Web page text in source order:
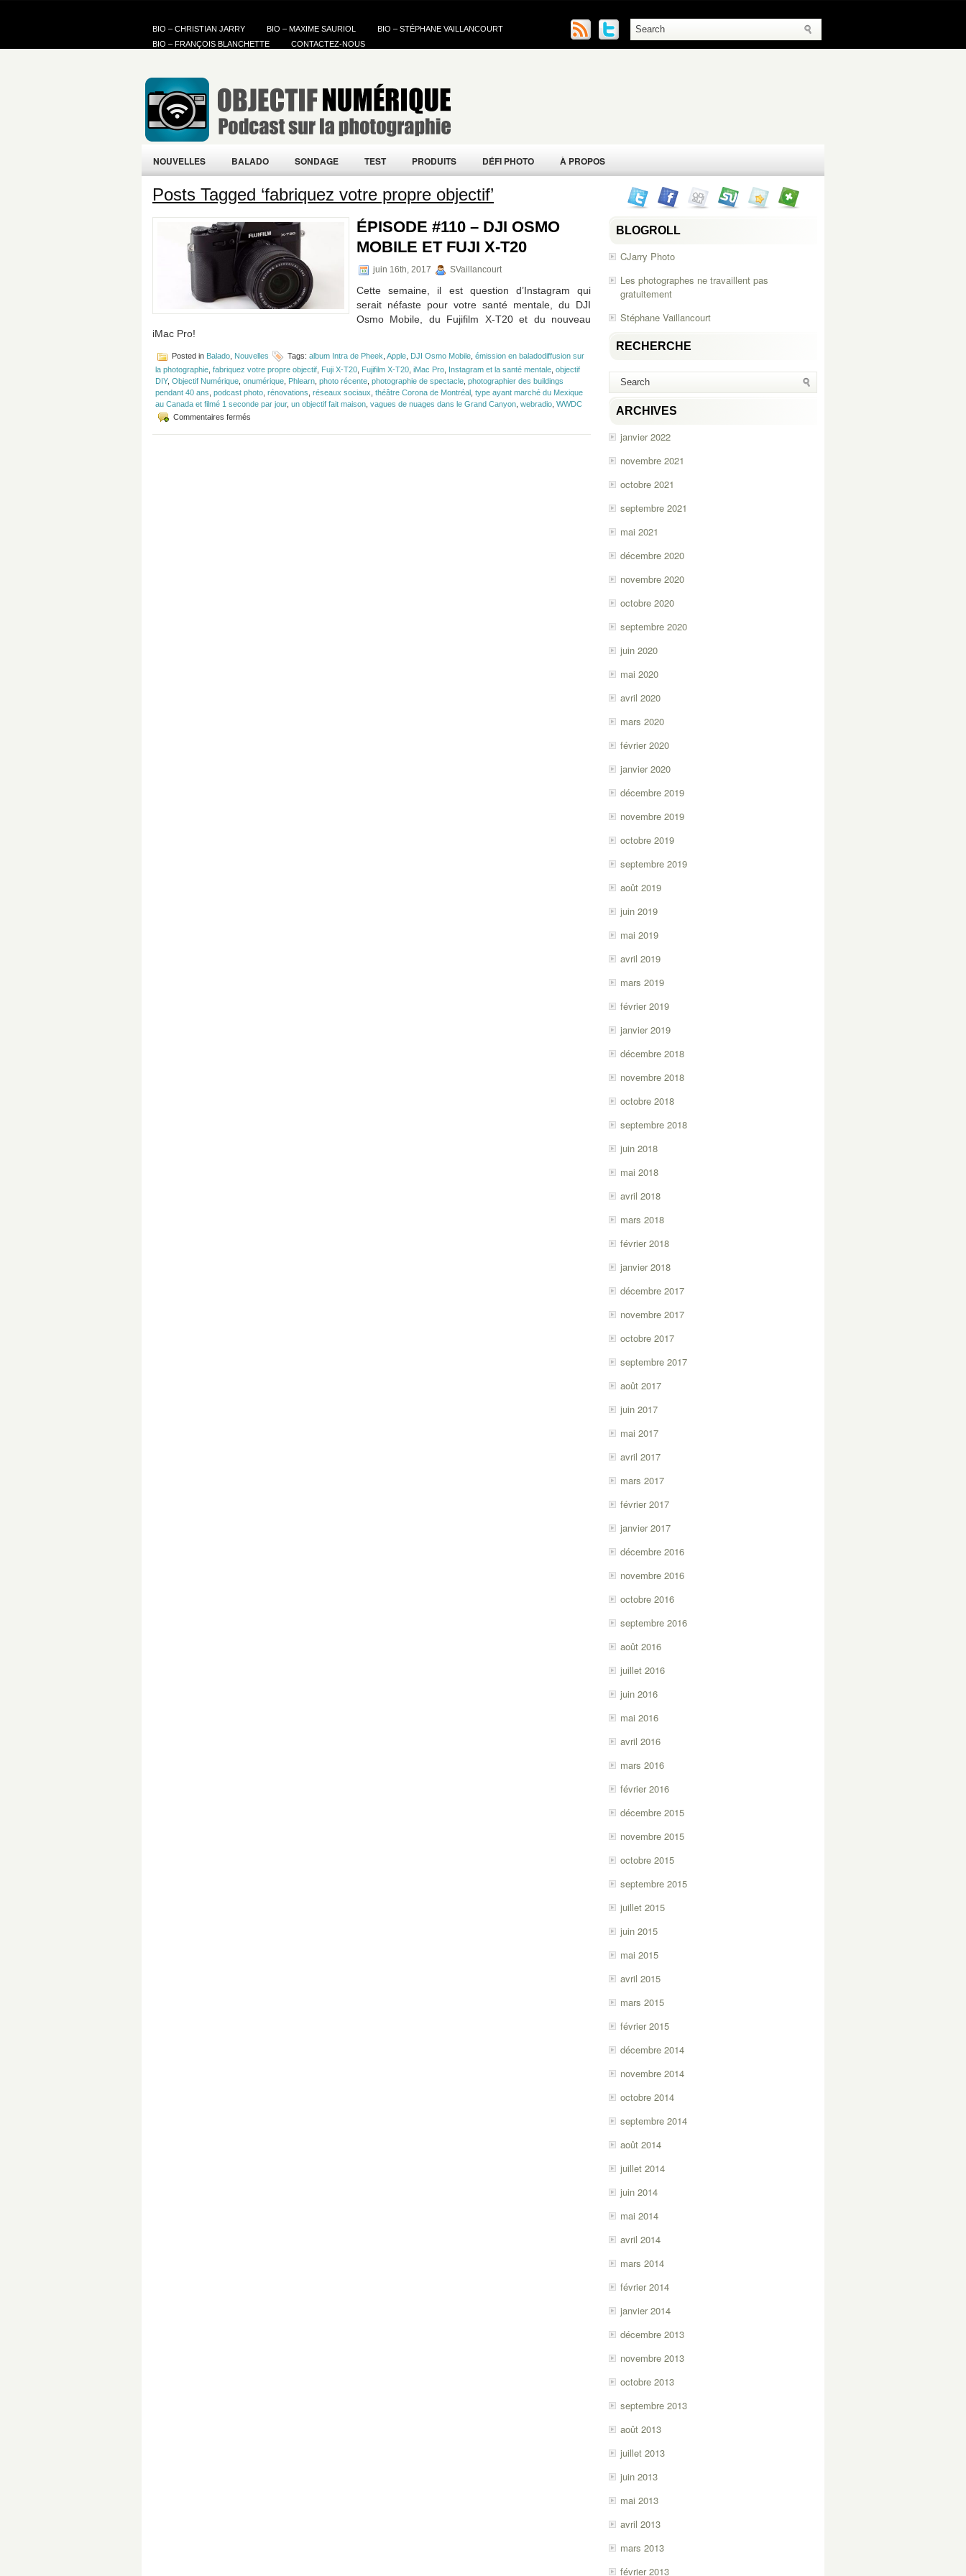
BIO – CHRISTIAN JARRY BIO – MAXIME SAURIOL
BIO – STÉPHANE VAILLANCOURT
BIO – FRANÇOIS BLANCHETTE
CONTACTEZ-NOUS
NOUVELLES BALADO SONDAGE TEST PRODUITS DÉFI PHOTO À PROPOS
Posts Tagged ‘fabriquez votre propre objectif’
ÉPISODE #110 – DJI OSMO
MOBILE ET FUJI X-T20
juin 16th, 2017 SVaillancourt
Cette semaine, il est question d’Instagram qui
serait néfaste pour votre santé mentale, du DJI
Osmo Mobile, du Fujifilm X-T20 et du nouveau
iMac Pro!
Posted in Balado Nouvelles Tags: album Intra de Pheek Apple DJI Osmo Mobile émission en baladodiffusion sur
la photographie fabriquez votre propre objectif Fuji X-T20 Fujifilm X-T20 iMac Pro Instagram et la santé mentale objectif
DIY, Objectif Numérique onumérique Phlearn photo récente photographie de spectacle photographier des buildings
pendant 40 ans podcast photo rénovations réseaux sociaux théâtre Corona de Montréal type ayant marché du Mexique
au Canada et filmé 1 seconde par jour, un objectif fait maison vagues de nuages dans le Grand Canyon webradio WWDC
Commentaires fermés
#110
BLOGROLL
CJarry Photo
Les photographes ne travaillent pas
gratuitement
Stéphane Vaillancourt
RECHERCHE
ARCHIVES
janvier 2022
novembre 2021
octobre 2021
septembre 2021
mai 2021
décembre 2020
novembre 2020
octobre 2020
septembre 2020
juin 2020
mai 2020
avril 2020
mars 2020
février 2020
janvier 2020
décembre 2019
novembre 2019
octobre 2019
septembre 2019
août 2019
juin 2019
mai 2019
avril 2019
mars 2019
février 2019
janvier 2019
décembre 2018
novembre 2018
octobre 2018
septembre 2018
juin 2018
mai 2018
avril 2018
mars 2018
février 2018
janvier 2018
décembre 2017
novembre 2017
octobre 2017
septembre 2017
août 2017
juin 2017
mai 2017
avril 2017
mars 2017
février 2017
janvier 2017
décembre 2016
novembre 2016
octobre 2016
septembre 2016
août 2016
juillet 2016
juin 2016
mai 2016
avril 2016
mars 2016
février 2016
décembre 2015
novembre 2015
octobre 2015
septembre 2015
juillet 2015
juin 2015
mai 2015
avril 2015
mars 2015
février 2015
décembre 2014
novembre 2014
octobre 2014
septembre 2014
août 2014
juillet 2014
juin 2014
mai 2014
avril 2014
mars 2014
février 2014
janvier 2014
décembre 2013
novembre 2013
octobre 2013
septembre 2013
août 2013
juillet 2013
juin 2013
mai 2013
avril 2013
mars 2013
février 2013